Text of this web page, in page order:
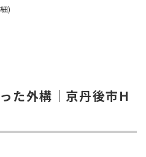
)
た外構｜京丹後市H